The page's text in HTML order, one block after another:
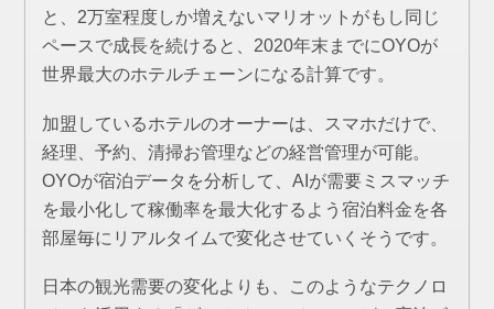
と、2万室程度しか増えないマリオットがもし同じ
ペースで成長を続けると、2020年末までにOYOが
世界最大のホテルチェーンになる計算です。
加盟しているホテルのオーナーは、スマホだけで、
経理、予約、清掃お管理などの経営管理が可能。
OYOが宿泊データを分析して、AIが需要ミスマッチ
を最小化して稼働率を最大化するよう宿泊料金を各
部屋毎にリアルタイムで変化させていくそうです。
日本の観光需要の変化よりも、このようなテクノロ